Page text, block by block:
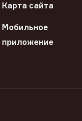
Карта сайта
Мобильное
приложение